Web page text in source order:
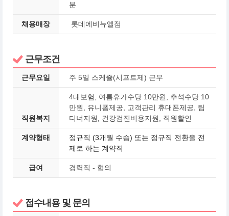
분
채용매장 롯데에비뉴엘점
근무조건
근무요일 주 5일 스케쥴(시프트제) 근무
직원복지
4대보험, 여름휴가수당 10만원, 추석수당 10
만원, 유니폼제공, 고객관리 휴대폰제공, 팀
디너지원, 건강검진비용지원, 직원할인
계약형태
정규직 (3개월 수습) 또는 정규직 전환을 전
제로 하는 계약직
급여 경력직 - 협의
접수내용 및 문의